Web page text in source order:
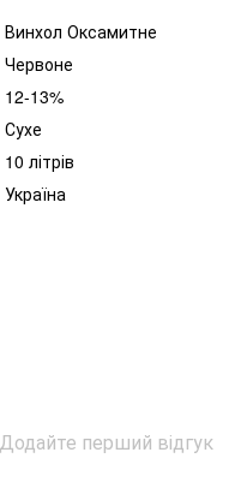
Винхол Оксамитне
Червоне
12-13%
Сухе
10 літрів
Україна
Додайте перший відгук